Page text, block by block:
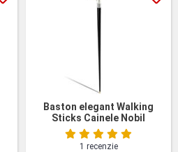
Baston elegant Walking
Sticks Cainele Nobil
1 recenzie